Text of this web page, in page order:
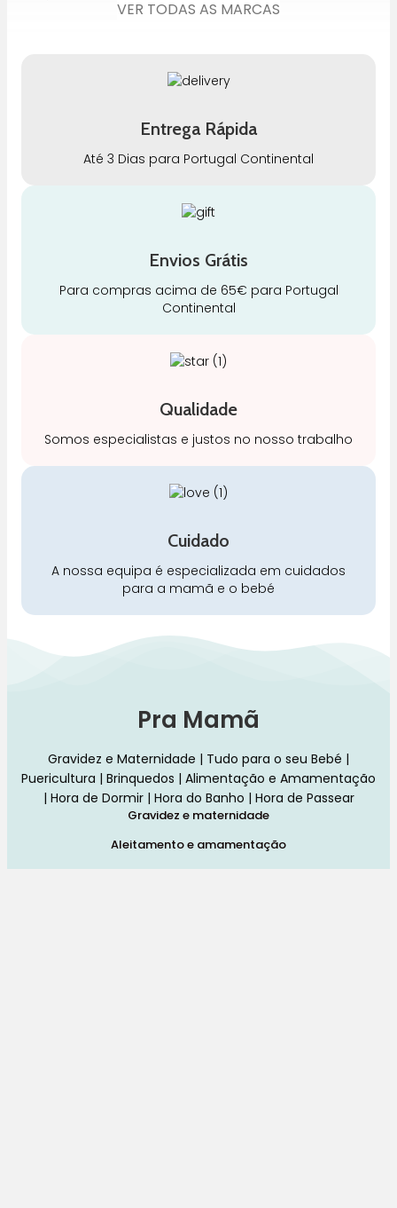
VER TODAS AS MARCAS
Entrega Rápida
Até 3 Dias para Portugal Continental
Envios Grátis
Para compras acima de 65€ para Portugal
Continental
Qualidade
Somos especialistas e justos no nosso trabalho
Cuidado
A nossa equipa é especializada em cuidados
para a mamã e o bebé
Pra Mamã
Gravidez e Maternidade | Tudo para o seu Bebé |
Puericultura | Brinquedos | Alimentação e Amamentação
| Hora de Dormir | Hora do Banho | Hora de Passear
Gravidez e maternidade
Aleitamento e amamentação
Higiene